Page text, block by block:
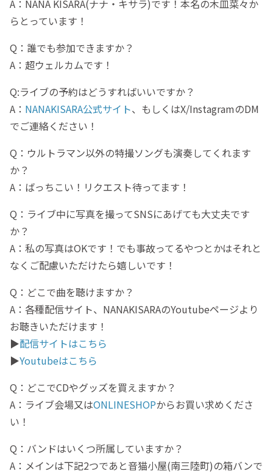
A：NANA KISARA(ナナ・キサラ)です！本名の木皿菜々か
らとっています！
Q：誰でも参加できますか？
A：超ウェルカムです！
Q:ライブの予約はどうすればいいですか？
A： NANAKISARA公式サイト、もしくはX/InstagramのDM
でご連絡ください！
Q：ウルトラマン以外の特撮ソングも演奏してくれます
か？
A：ばっちこい！リクエスト待ってます！
Q：ライブ中に写真を撮ってSNSにあげても大丈夫です
か？
A：私の写真はOKです！でも事故ってるやつとかはそれと
なくご配慮いただけたら嬉しいです！
Q：どこで曲を聴けますか？
A：各種配信サイト、NANAKISARAのYoutubeページより
お聴きいただけます！
▶配信サイトはこちら
▶Youtubeはこちら
Q：どこでCDやグッズを買えますか？
A：ライブ会場又はONLINESHOPからお買い求めくださ
い！
Q：バンドはいくつ所属していますか？
A：メインは下記2つであと音猫小屋(南三陸町)の箱バンで